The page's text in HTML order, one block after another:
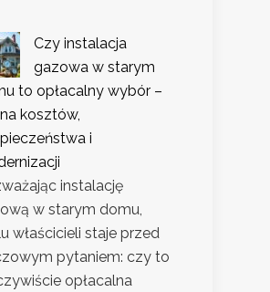
Czy instalacja
gazowa w starym
to opłacalny wybór –
kosztów,
i
instalację
w starym domu,
właścicieli staje przed
pytaniem: czy to
opłacalna